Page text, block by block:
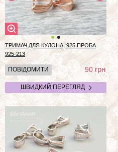
ТРИМАЧ ДЛЯ КУЛОНА, 925 ПРОБА
925-213
ПОВІДОМИТИ 90грн
ШВИДКИЙ ПЕРЕГЛЯД